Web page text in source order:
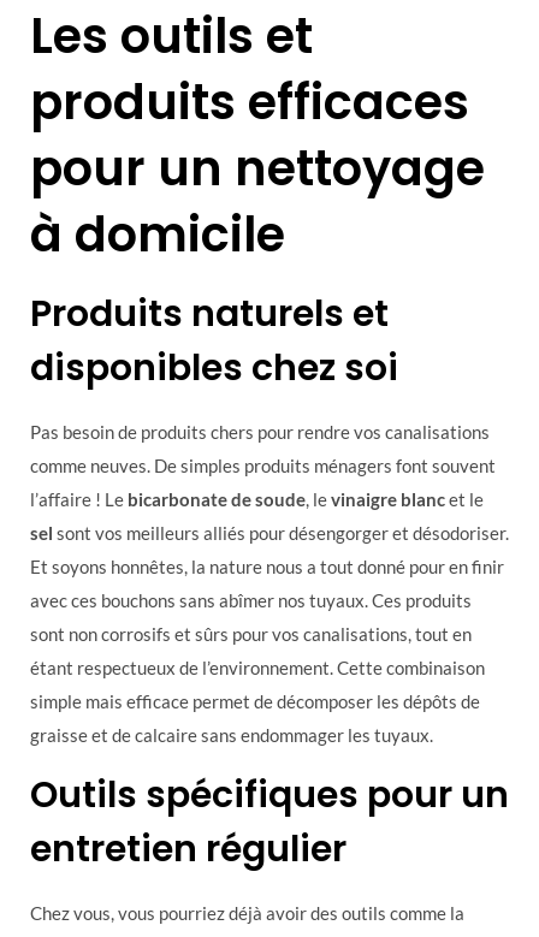
Les outils et
produits efficaces
pour un nettoyage
à domicile
Produits naturels et
disponibles chez soi
Pas besoin de produits chers pour rendre vos canalisations
comme neuves. De simples produits ménagers font souvent
l’affaire ! Le bicarbonate de soude, levinaigre blancet le
sel sont vos meilleurs alliés pour désengorger et désodoriser.
Et soyons honnêtes, la nature nous a tout donné pour en finir
avec ces bouchons sans abîmer nos tuyaux. Ces produits
sont non corrosifs et sûrs pour vos canalisations, tout en
étant respectueux de l’environnement. Cette combinaison
simple mais efficace permet de décomposer les dépôts de
graisse et de calcaire sans endommager les tuyaux.
Outils spécifiques pour un
entretien régulier
Chez vous, vous pourriez déjà avoir des outils comme la